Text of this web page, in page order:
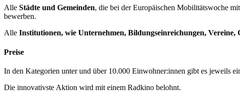
Alle Städte und Gemeinden, die bei der Europäischen Mobilitätswoche
bewerben.
Alle Institutionen, wie Unternehmen, Bildungseinreichungen, Vereine,
Preise
In den Kategorien unter und über 10.000 Einwohner:innen gibt es jeweils
Die innovativste Aktion wird mit einem Radkino belohnt.